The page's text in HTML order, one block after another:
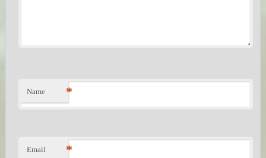
Name *
Email *